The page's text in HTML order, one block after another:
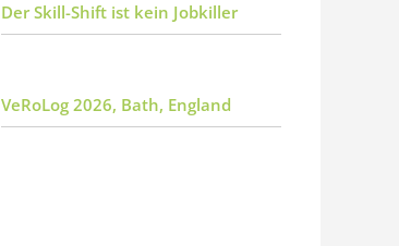
Der Skill-Shift ist kein Jobkiller
VeRoLog 2026, Bath, England